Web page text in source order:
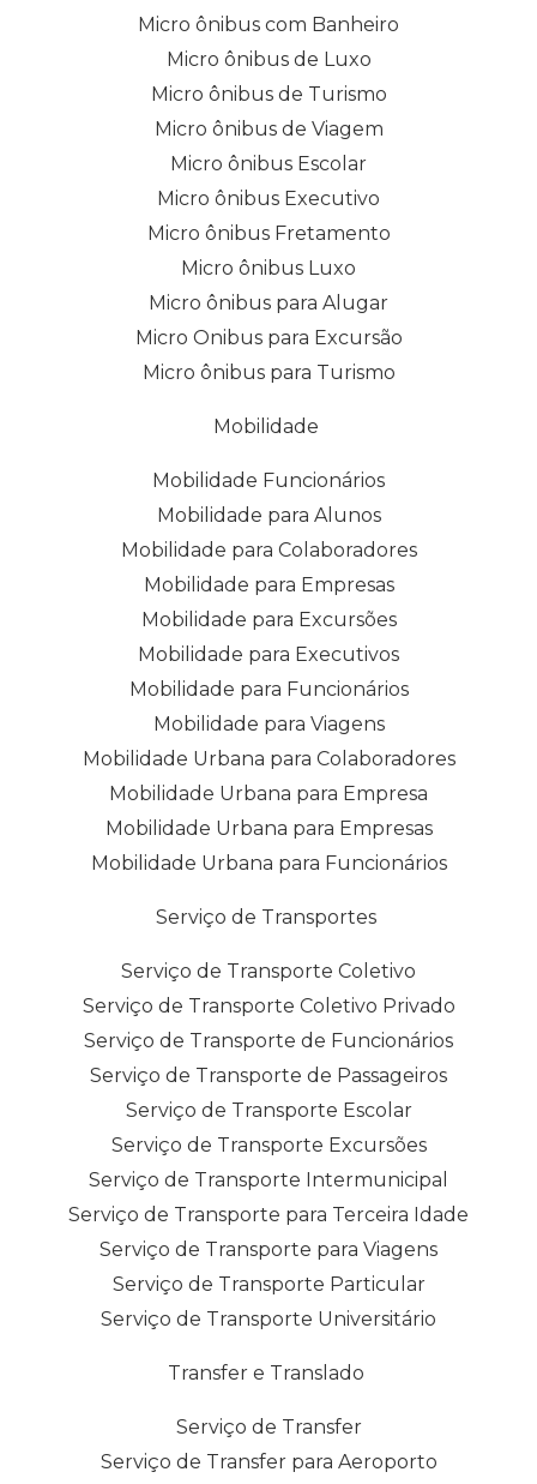
Micro ônibus com Banheiro
Micro ônibus de Luxo
Micro ônibus de Turismo
Micro ônibus de Viagem
Micro ônibus Escolar
Micro ônibus Executivo
Micro ônibus Fretamento
Micro ônibus Luxo
Micro ônibus para Alugar
Micro Onibus para Excursão
Micro ônibus para Turismo
Mobilidade
Mobilidade Funcionários
Mobilidade para Alunos
Mobilidade para Colaboradores
Mobilidade para Empresas
Mobilidade para Excursões
Mobilidade para Executivos
Mobilidade para Funcionários
Mobilidade para Viagens
Mobilidade Urbana para Colaboradores
Mobilidade Urbana para Empresa
Mobilidade Urbana para Empresas
Mobilidade Urbana para Funcionários
Serviço de Transportes
Serviço de Transporte Coletivo
Serviço de Transporte Coletivo Privado
Serviço de Transporte de Funcionários
Serviço de Transporte de Passageiros
Serviço de Transporte Escolar
Serviço de Transporte Excursões
Serviço de Transporte Intermunicipal
Serviço de Transporte para Terceira Idade
Serviço de Transporte para Viagens
Serviço de Transporte Particular
Serviço de Transporte Universitário
Transfer e Translado
Serviço de Transfer
Serviço de Transfer para Aeroporto